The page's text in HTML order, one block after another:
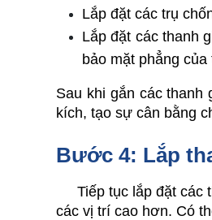
Lắp đặt các trụ
Lắp đặt các thanh
bảo mặt phẳng
Sau khi gắn các thanh
kích, tạo sự cân bằng
Bước 4: Lắp
Tiếp tục lắp đặt các
các vị trí cao hơn. Có